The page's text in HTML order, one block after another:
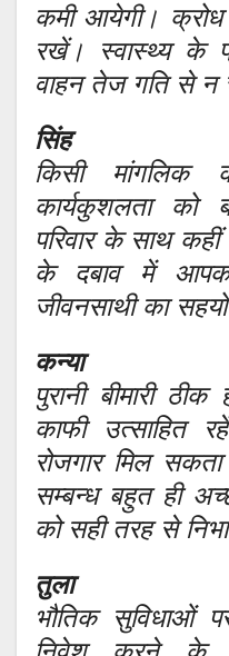
कमी आयेगी।
रखें। स्वास्थ्य के
वाहन तेज गति से न
सिंह
किसी मांगलिक
कार्यकुशलता को
परिवार के साथ
के दबाव में
जीवनसाथी का
कन्या
पुरानी बीमारी
काफी उत्साहित
रोजगार मिल
सम्बन्ध बहुत ही
को सही तरह से
तुला
भौतिक सुविधाओं